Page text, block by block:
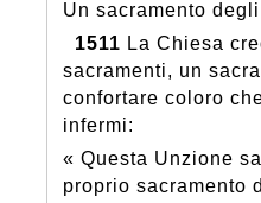
Un sacramento
1511 La Chiesa
sacramenti, un
confortare coloro
infermi:
« Questa Unzione
proprio sacramento